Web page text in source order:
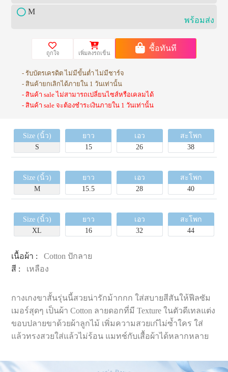
M
พร้อมส่ง
ถูกใจ เพิ่มลงรถเข็น
ซื้อทันที
- รับบัตรเครดิต ไม่มีขั้นต่ำ ไม่มีชาร์จ
- สินค้ายกเลิกได้ภายใน 1 วันเท่านั้น
- สินค้า sale ไม่สามารถเปลี่ยนไซส์หรือเคลมได้
- สินค้า sale จะต้องชำระเงินภายใน 1 วันเท่านั้น
Size (นิ้ว)
S
ยาว
15
เอว
26
สะโพก
38
Size (นิ้ว)
M
ยาว
15.5
เอว
28
สะโพก
40
Size (นิ้ว)
XL
ยาว
16
เอว
32
สะโพก
44
เนื้อผ้า :Cotton ปักลาย
สี : เหลือง
กางเกงขาสั้นรุ่นนี้สวยน่ารักม้ากกก ใส่สบายสีสันให้ฟีลซัม
เมอร์สุดๆ เป็นผ้า Cotton ลายดอกที่มี Texture ในตัวดีเทลแต่ง
ขอบปลายขาด้วยผ้าลูกไม้ เพิ่มความสวยเก๋ไม่ซ้ำใคร ใส่
แล้วทรงสวยใส่แล้วไม่ร้อน แมทช์กับเสื้อผ้าได้หลากหลาย